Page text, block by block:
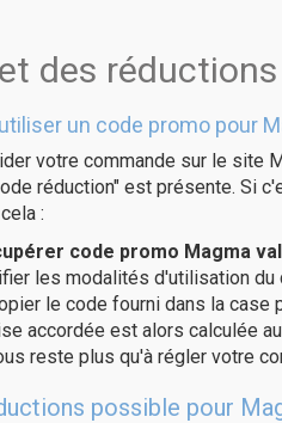
des
un code promo pour
votre commande sur le site
réduction" est présente. Si
:
code promo Magma
les modalités d'utilisation
le code fourni dans la
accordée est alors calculée
reste plus qu'à régler votre
possible pour